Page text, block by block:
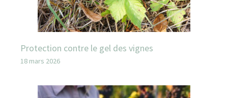
Protection contre le gel des vignes
18 mars 2026